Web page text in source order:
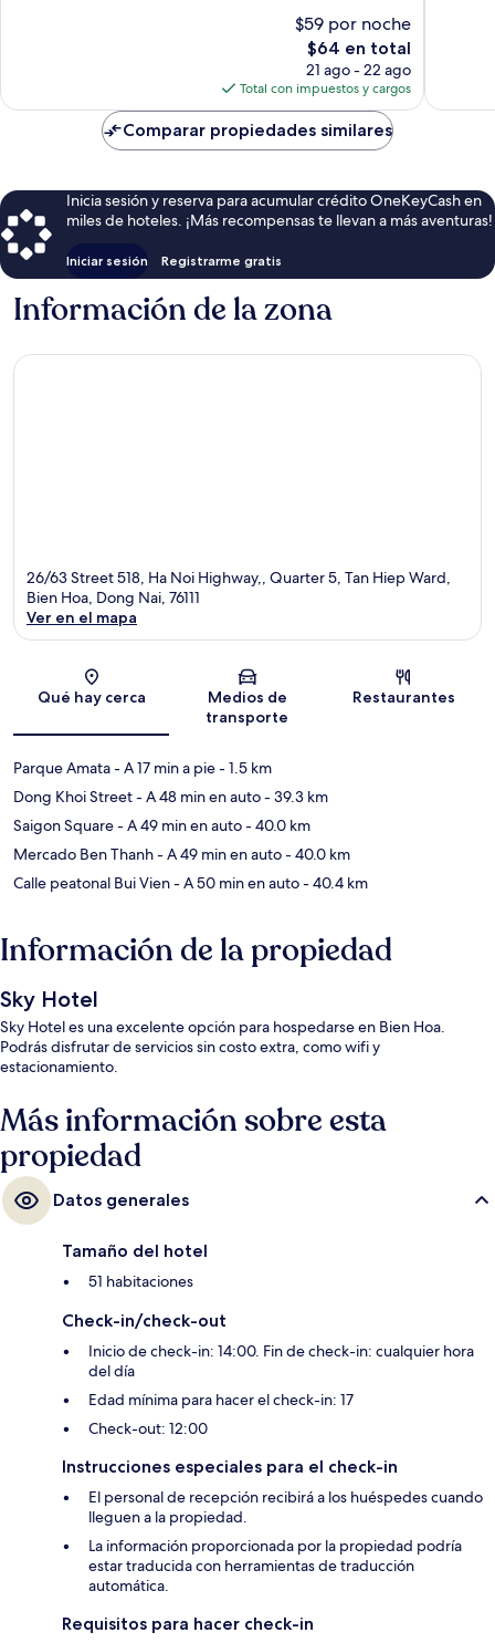
$59 por noche
El
precio
actual
es
de
$64
$64 en total
21 ago - 22 ago
Total con impuestos y cargos
Comparar propiedades similares
Inicia sesión y reserva para acumular crédito OneKeyCash en
miles de hoteles. ¡Más recompensas te llevan a más aventuras!
Iniciar sesión Registrarme gratis
Información de la zona
26/63 Street 518, Ha Noi Highway,, Quarter 5, Tan Hiep Ward,
Bien Hoa, Dong Nai, 76111
Ver en el mapa
Qué hay cerca
Medios de
transporte
Restaurantes
Parque Amata- A 17 min a pie- 1.5 km
Dong Khoi Street- A 48 min en auto- 39.3 km
Saigon Square- A 49 min en auto- 40.0 km
Mercado Ben Thanh- A 49 min en auto- 40.0 km
Calle peatonal Bui Vien- A 50 min en auto- 40.4 km
Información de la propiedad
Sky Hotel
Sky Hotel es una excelente opción para hospedarse en Bien Hoa.
Podrás disfrutar de servicios sin costo extra, como wifi y
estacionamiento.
Más información sobre esta
propiedad
Datos generales
Tamaño del hotel
51 habitaciones
Check-in/check-out
Inicio de check-in: 14:00. Fin de check-in: cualquier hora
del día
Edad mínima para hacer el check-in: 17
Check-out: 12:00
Instrucciones especiales para el check-in
El personal de recepción recibirá a los huéspedes cuando
lleguen a la propiedad.
La información proporcionada por la propiedad podría
estar traducida con herramientas de traducción
automática.
Requisitos para hacer check-in